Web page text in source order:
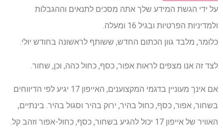
על ידי הגשת המידע שלך אתה מסכים לתנאים וההגבלות
ולמדיניות הפרטיות ובגיל 16 ומעלה.
כלומר, מלבד גוון הכתום החדש, ששותף לראשונה בחודש יולי.
לצד זה אנו מצפים לראות אפור, כסף, כחול כהה, וכן, שחור.
אם אינך מעוניין בדגמי המקצוענים, האייפון 17 יגיע לפי הדיווחים
בשחור, אפור, כסף, כחול בהיר, ירוק בהיר וסגול בהיר. בינתיים,
האוויר של אייפון 17 יכול להגיע בשחור, כסף, כחול-אפור וזהב קל.